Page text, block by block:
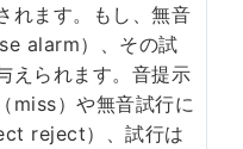
れます。もし、無音
alarm）、その試
えられます。音提示
miss）や無音試行に
reject）、試行は